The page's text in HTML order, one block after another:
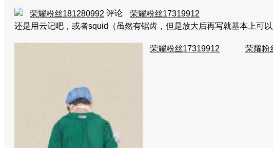
荣耀粉丝181280992 评论
荣耀粉丝17319912
还是用云记吧，或者squid（虽然有锯齿，但是放大后再写就基本上可
荣耀粉丝17319912 荣耀粉